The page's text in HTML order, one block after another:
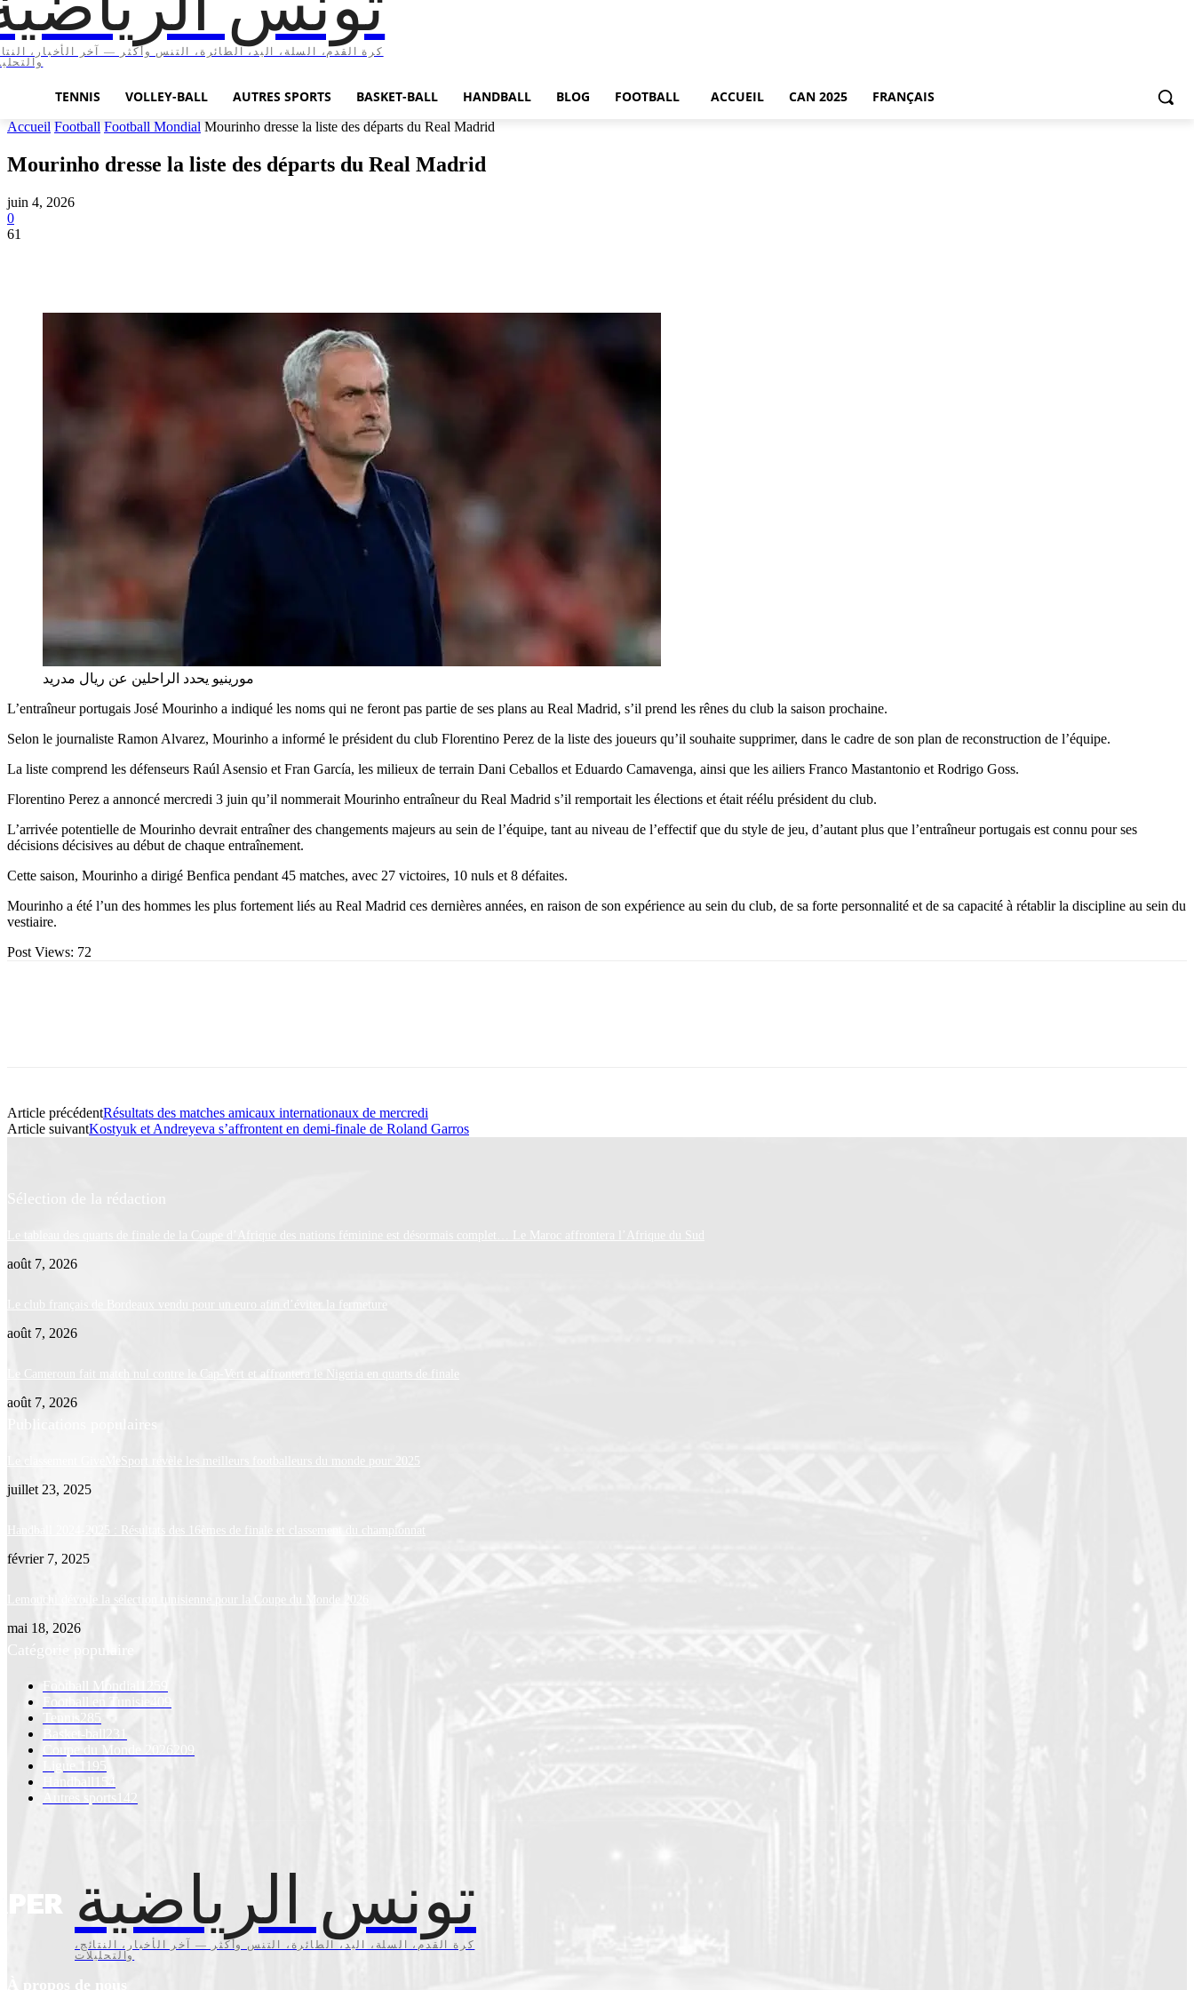
كرة القدم، السلة، اليد، الطائرة، التنس وأكثر — آخر الأخبار،
TENNIS VOLLEY-BALL AUTRES SPORTS BASKET-BALL HANDBALL BLOG FOOTBALL ACCUEIL CAN 2025 FRANÇAIS
Accueil Football Football Mondial Mourinho dresse la liste des départs du Real Madrid
Mourinho dresse la liste des départs du Real Madrid
juin 4, 2026
0
61
مورينيو يحدد الراحلين عن ريال مدريد
L’entraîneur portugais José Mourinho a indiqué les noms qui ne feront pas partie de ses plans au Real Madrid, s’il prend les rênes du club la saison prochaine.
Selon le journaliste Ramon Alvarez, Mourinho a informé le président du club Florentino Perez de la liste des joueurs qu’il souhaite supprimer, dans le cadre de son plan de reconstruction de l’équipe.
La liste comprend les défenseurs Raúl Asensio et Fran García, les milieux de terrain Dani Ceballos et Eduardo Camavenga, ainsi que les ailiers Franco Mastantonio et Rodrigo Goss.
Florentino Perez a annoncé mercredi 3 juin qu’il nommerait Mourinho entraîneur du Real Madrid s’il remportait les élections et était réélu président du club.
L’arrivée potentielle de Mourinho devrait entraîner des changements majeurs au sein de l’équipe, tant au niveau de l’effectif que du style de jeu, d’autant plus que l’entraîneur portugais est connu pour ses
décisions décisives au début de chaque entraînement.
Cette saison, Mourinho a dirigé Benfica pendant 45 matches, avec 27 victoires, 10 nuls et 8 défaites.
Mourinho a été l’un des hommes les plus fortement liés au Real Madrid ces dernières années, en raison de son expérience au sein du club, de sa forte personnalité et de sa capacité à rétablir la discipline au sein du
vestiaire.
Post Views: 72
Article précédentRésultats des matches amicaux internationaux de mercredi
Article suivantKostyuk et Andreyeva s’affrontent en demi-finale de Roland Garros
Sélection de la rédaction
Le tableau des quarts de finale de la Coupe d’Afrique des nations féminine est désormais complet… Le Maroc affrontera l’Afrique du Sud
août 7, 2026
Le club français de Bordeaux vendu pour un euro afin d’éviter la fermeture
août 7, 2026
Le Cameroun fait match nul contre le Cap-Vert et affrontera le Nigeria en quarts de finale
août 7, 2026
Publications populaires
Le classement GiveMeSport révèle les meilleurs footballeurs du monde pour 2025
juillet 23, 2025
Handball 2024-2025 : Résultats des 16èmes de finale et classement du championnat
février 7, 2025
Lemouchi dévoile la sélection tunisienne pour la Coupe du Monde 2026
mai 18, 2026
Catégorie populaire
Football Mondial
Football en Tunisie
Basket-ball
Coupe du Monde 2026
195
154
Autres sports 142
تونس الرياضية
كرة القدم، السلة، اليد، الطائرة، التنس وأكثر — آخر الأخبار، النتائج،
والتحليلات
À propos de nous